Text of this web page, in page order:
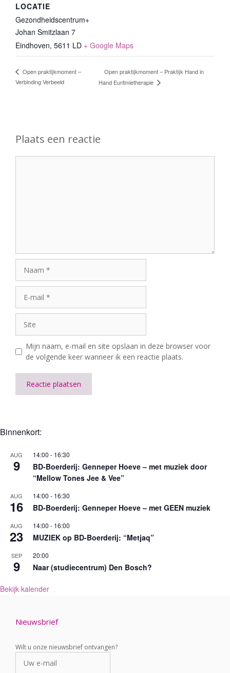
LOCATIE
Gezondheidscentrum+
Johan Smitzlaan 7
Eindhoven, 5611 LD + Google Maps
Open praktijkmoment –
Verbinding Verbeeld
Open praktijkmoment – Praktijk Hand in
Hand Euritmietherapie
Plaats een reactie
mail
Mijn naam, e-mail en site opslaan in deze browser voor
de volgende keer wanneer ik een reactie plaats.
e
n
a
v
e
Binnenkort:
AUG
9
14:00 - 16:30
BD-Boerderij: Genneper Hoeve – met muziek door
“Mellow Tones Jee & Vee”
AUG
16
14:00 - 16:30
BD-Boerderij: Genneper Hoeve – met GEEN muziek
AUG
23
14:00 - 16:00
MUZIEK op BD-Boerderij: “Metjaq”
SEP
9
20:00
Naar (studiecentrum) Den Bosch?
Bekijk kalender
Nieuwsbrief
Wilt u onze nieuwsbrief ontvangen?